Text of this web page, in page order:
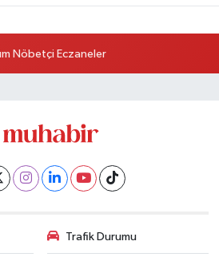
Nöbetçi Eczaneler
Trafik Durumu